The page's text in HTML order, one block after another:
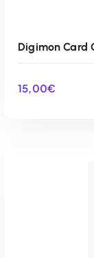
Digimon Card
15,00€